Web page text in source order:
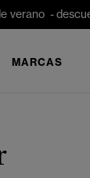
verano -
MARCAS